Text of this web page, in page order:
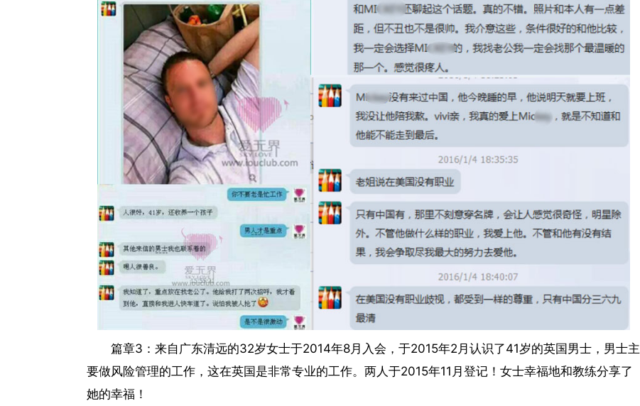
篇章3：来自广东清远的32岁女士于2014年8月入会，于2015年2月认识了41岁的英国男士，男士主
要做风险管理的工作，这在英国是非常专业的工作。两人于2015年11月登记！女士幸福地和教练分享了
她的幸福！